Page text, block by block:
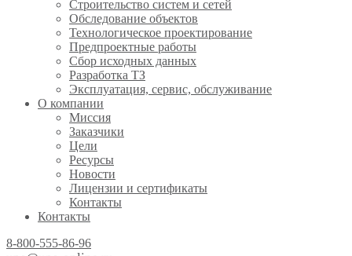
Строительство систем и сетей
Обследование объектов
Технологическое проектирование
Предпроектные работы
Сбор исходных данных
Разработка ТЗ
Эксплуатация, сервис, обслуживание
О компании
Миссия
Заказчики
Цели
Ресурсы
Новости
Лицензии и сертификаты
Контакты
Контакты
8-800-555-86-96